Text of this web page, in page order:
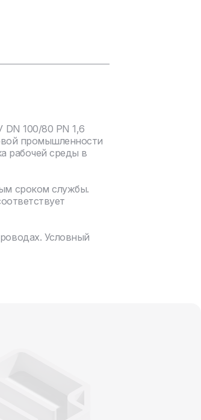
100/80 PN 1,6
промышленности
рабочей среды в
сроком службы.
Условный